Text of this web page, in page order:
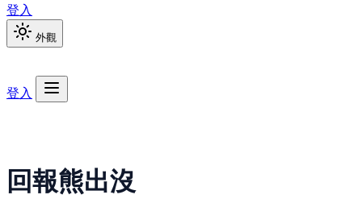
登入
外觀
登入
回報熊出沒